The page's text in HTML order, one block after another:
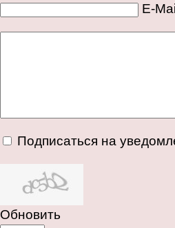
E-
Подписаться на
Обновить